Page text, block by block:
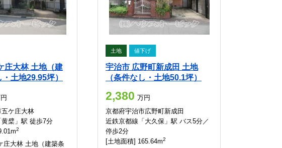
庄大林 土地（建
土地29.95坪）
ケ庄大林
檗」駅 徒歩7分
2
庄大林 土地（建築条
土地 値下げ
宇治市 広野町新成田 土地
（条件なし・土地50.1坪）
2,380 万円
京都府宇治市広野町新成田
近鉄京都線「大久保」駅 バス5分／
停歩2分
[土地面積] 165.64m2